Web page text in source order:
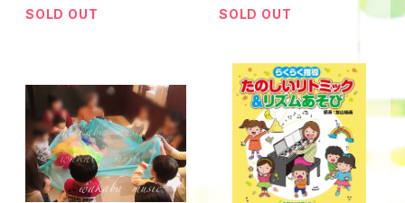
SOLD OUT
SOLD OUT